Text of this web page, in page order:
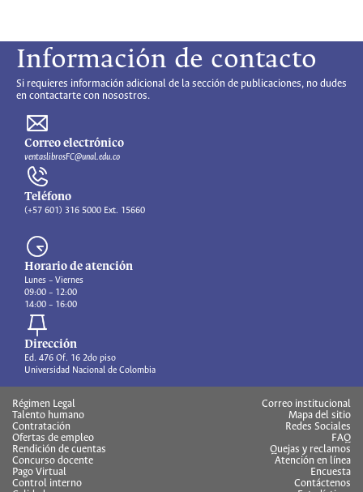
Información de contacto
Si requieres información adicional de la sección de publicaciones, no dudes
en contactarte con nosostros.
Correo electrónico
ventaslibrosFC@unal.edu.co
Teléfono
(+57 601) 316 5000 Ext. 15660
Horario de atención
Lunes – Viernes
09:00 – 12:00
14:00 – 16:00
Dirección
Ed. 476 Of. 16 2do piso
Universidad Nacional de Colombia
Régimen Legal
Talento humano
Contratación
Ofertas de empleo
Rendición de cuentas
Concurso docente
Pago Virtual
Control interno
Correo institucional
Mapa del sitio
Redes Sociales
FAQ
Quejas y reclamos
Atención en línea
Encuesta
Contáctenos